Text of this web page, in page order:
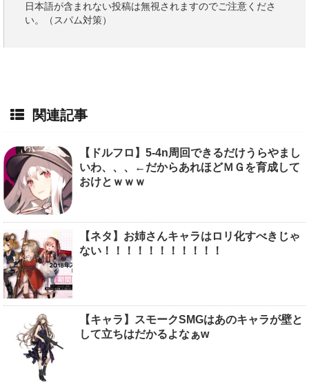
日本語が含まれない投稿は無視されますのでご注意くださ
い。（スパム対策）
関連記事
【ドルフロ】5-4n周回できるだけうらやまし
いわ、、、←だからあれほどＭＧを育成して
おけとｗｗｗ
【ネタ】お姉さんキャラはロリ化すべきじゃ
ない！！！！！！！！！！！
【キャラ】スモークSMGはあのキャラが壁と
して立ちはだかるよなぁw